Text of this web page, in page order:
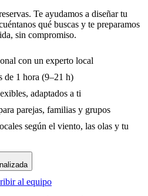
Te ayudamos a diseñar tu
qué buscas y te preparamos
sin compromiso.
con un experto local
de 1 hora (9–21 h)
adaptados a ti
parejas, familias y grupos
según el viento, las olas y tu
al equipo